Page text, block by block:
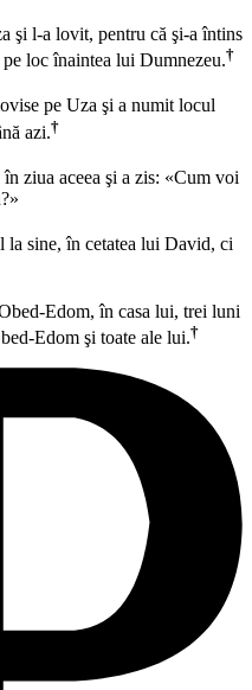
şi l-a lovit, pentru că şi-a întins
loc înaintea lui Dumnezeu.†
pe Uza şi a numit locul
azi.†
ziua aceea şi a zis: «Cum voi
la sine, în cetatea lui David, ci
Edom, în casa lui, trei luni
Edom şi toate ale lui.†